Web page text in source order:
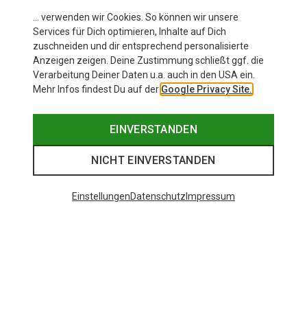
… verwenden wir Cookies. So können wir unsere
Services für Dich optimieren, Inhalte auf Dich
zuschneiden und dir entsprechend personalisierte
Anzeigen zeigen. Deine Zustimmung schließt ggf. die
Verarbeitung Deiner Daten u.a. auch in den USA ein.
Mehr Infos findest Du auf der Google Privacy Site.
EINVERSTANDEN
NICHT EINVERSTANDEN
EinstellungenDatenschutz Impressum